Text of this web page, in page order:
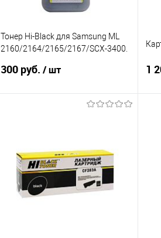
Тонер Hi-Black для Samsung ML
2160/2164/2165/2167/SCX-3400.
300 руб. / шт
Купить в 1 клик
Сравнение
В избранное
В наличии
1